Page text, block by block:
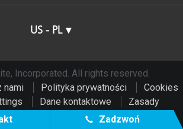
US - PL
Incorporated. All rights reserved.
nami
Polityka prywatności
Cookies
Dane kontaktowe
Zasady
Do Not Sell or Share My Data
Zadzwoń